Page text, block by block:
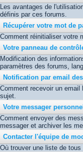
Les avantages de
définis par ces forums.
Récupérer votre mot de
Comment réinitialiser votre
Votre panneau de
Modification des
paramètres des forums,
Notification par email
Comment recevoir un email
sujet.
Votre messager personnel
Comment envoyer des
messager et archiver les
Contacter l'équipe de
Où trouver une liste de